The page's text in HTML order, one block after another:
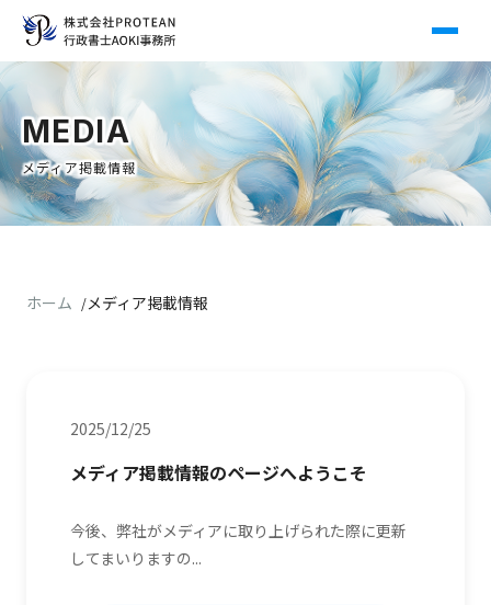
ニ
ュ
ー
MEDIA
メディア掲載情報
ホーム メディア掲載情報
2025/12/25
メディア掲載情報のページへようこそ
今後、弊社がメディアに取り上げられた際に更新
してまいりますの...